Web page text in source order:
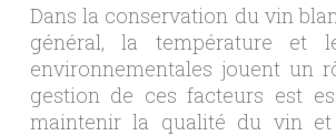
Dans la conservation du vin
général, la température et
environnementales jouent un
gestion de ces facteurs est
maintenir la qualité du vin et